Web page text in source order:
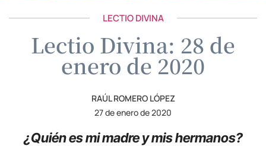
LECTIO DIVINA
Lectio Divina: 28 de
enero de 2020
RAÚL ROMERO LÓPEZ
27 de enero de 2020
¿Quién es mi madre y mis hermanos?